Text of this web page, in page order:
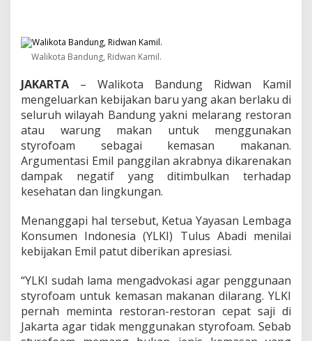
l
L
r
a
n
g
P
e
m
k
a
a
n
t
r
o
f
a
Walikota Bandung, Ridwan Kamil.
JAKARTA – Walikota Bandung Ridwan Kamil
mengeluarkan kebijakan baru yang akan berlaku di
seluruh wilayah Bandung yakni melarang restoran
atau warung makan untuk menggunakan
styrofoam sebagai kemasan makanan.
Argumentasi Emil panggilan akrabnya dikarenakan
dampak negatif yang ditimbulkan terhadap
kesehatan dan lingkungan.
Menanggapi hal tersebut, Ketua Yayasan Lembaga
Konsumen Indonesia (YLKI) Tulus Abadi menilai
kebijakan Emil patut diberikan apresiasi.
“YLKI sudah lama mengadvokasi agar penggunaan
styrofoam untuk kemasan makanan dilarang. YLKI
pernah meminta restoran-restoran cepat saji di
Jakarta agar tidak menggunakan styrofoam. Sebab